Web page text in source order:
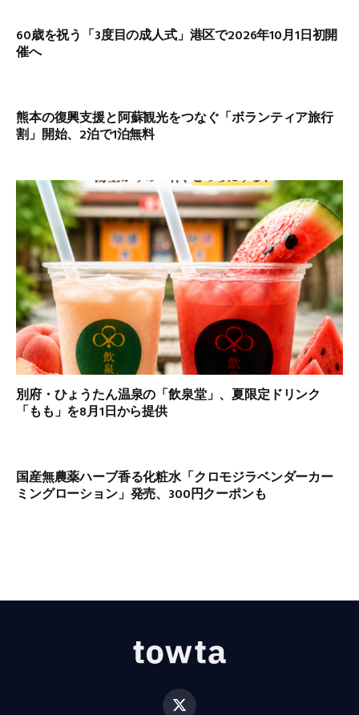
60歳を祝う「3度目の成人式」港区で2026年10月1日初開
催へ
熊本の復興支援と阿蘇観光をつなぐ「ボランティア旅行
割」開始、2泊で1泊無料
別府・ひょうたん温泉の「飲泉堂」、夏限定ドリンク
「もも」を8月1日から提供
国産無農薬ハーブ香る化粧水「クロモジラベンダーカー
ミングローション」発売、300円クーポンも
X